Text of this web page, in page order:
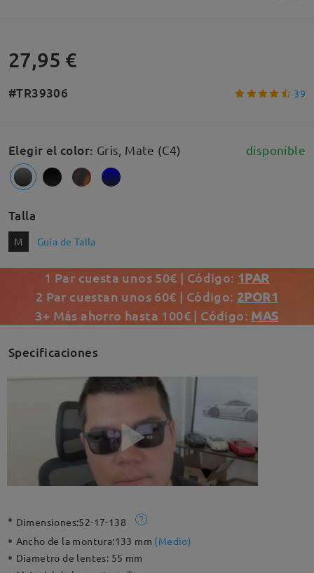
27,95 €
#TR39306 39
Elegir el color: Gris, Mate (C4) disponible
Talla
M Guía de Talla
1 Par cuesta unos 50€ | Código: 1PAR
2 Par cuestan unos 60€ | Código: 2POR1
3+ Más ahorro hasta 100€ | Código: MAS
Specificaciones
Dimensiones:52-17-138
Ancho de la montura:133 mm (Medio)
Diametro de lentes: 55 mm